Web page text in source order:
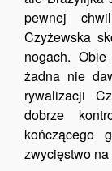
pewnej
Czyżewska
nogach.
żadna nie
rywalizacji
dobrze
kończącego
zwycięstwo na